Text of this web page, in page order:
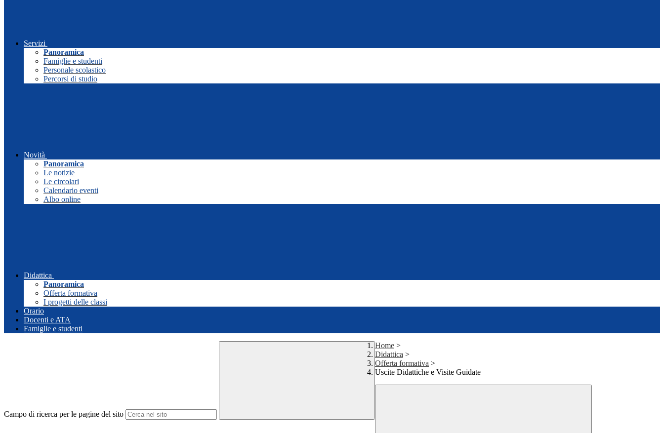
Servizi
Panoramica
Famiglie e studenti
Personale scolastico
Percorsi di studio
Novità
Panoramica
Le notizie
Le circolari
Calendario eventi
Albo online
Didattica
Panoramica
Offerta formativa
I progetti delle classi
Orario
Docenti e ATA
Famiglie e studenti
Campo di ricerca per le pagine del sito
Home >
Didattica >
Offerta formativa >
Uscite Didattiche e Visite Guidate